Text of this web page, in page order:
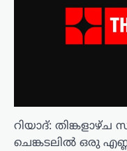
റിയാദ്:
ചെങ്കടലിൽ ഒരു